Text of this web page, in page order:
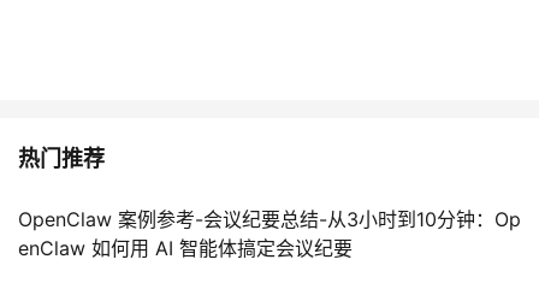
热门推荐
OpenClaw 案例参考-会议纪要总结-从3小时到10分钟：Op
enClaw 如何用 AI 智能体搞定会议纪要